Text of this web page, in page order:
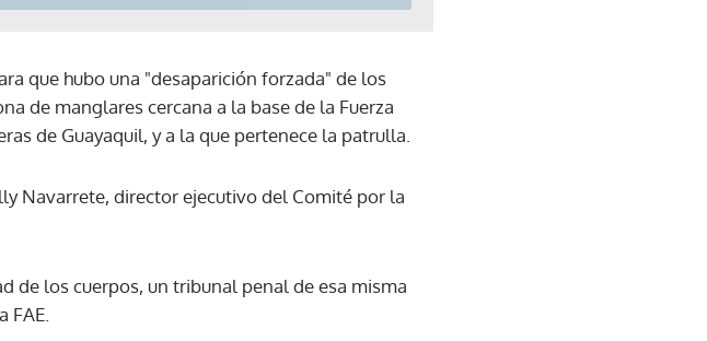
que hubo una "desaparición forzada" de los
de manglares cercana a la base de la Fuerza
de Guayaquil, y a la que pertenece la patrulla.
Navarrete, director ejecutivo del Comité por la
de los cuerpos, un tribunal penal de esa misma